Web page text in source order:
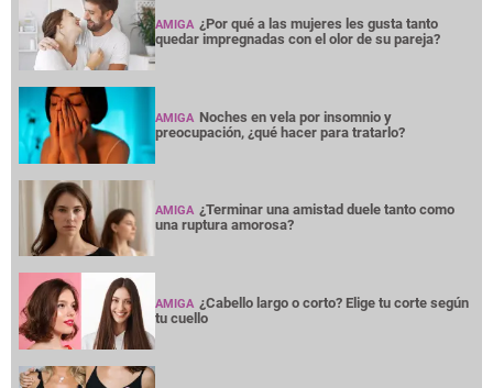
AMIGA ¿Por qué a las mujeres les gusta tanto
quedar impregnadas con el olor de su pareja?
AMIGA Noches en vela por insomnio y
preocupación, ¿qué hacer para tratarlo?
AMIGA ¿Terminar una amistad duele tanto como
una ruptura amorosa?
AMIGA ¿Cabello largo o corto? Elige tu corte según
tu cuello